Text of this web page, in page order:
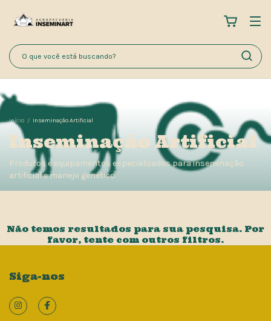
Início / Inseminação Artificial
Inseminação Artificial
Produtos e equipamentos especializados para inseminação
artificial e manejo genético.
Não temos resultados para sua pesquisa. Por
favor, tente com outros filtros.
Siga-nos